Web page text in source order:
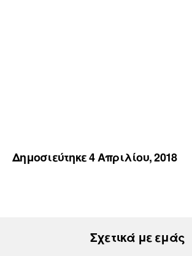
Δημοσιεύτηκε 4 Απριλίου, 2018
Σχετικά με εμάς